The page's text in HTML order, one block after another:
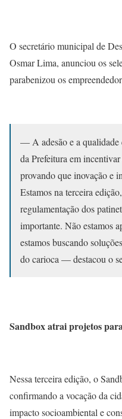
O secretário municipal de
Osmar Lima, anunciou os
parabenizou os
— A adesão e a qualidade
da Prefeitura em
provando que inovação e
Estamos na terceira
regulamentação dos
importante. Não estamos
estamos buscando
do carioca — destacou o
Sandbox atrai projetos
Nessa terceira edição, o
confirmando a vocação da
impacto socioambiental e